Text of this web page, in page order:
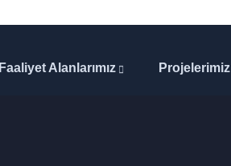
Faaliyet Alanlarımız Projelerimiz